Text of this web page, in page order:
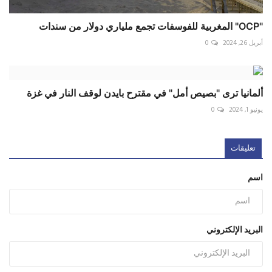
"OCP" المغربية للفوسفات تجمع ملياري دولار من سندات
أبريل 26, 2024 0
ألمانيا ترى "بصيص أمل" في مقترح بايدن لوقف النار في غزة
يونيو 1, 2024 0
تعليقات
اسم
البريد الإلكتروني